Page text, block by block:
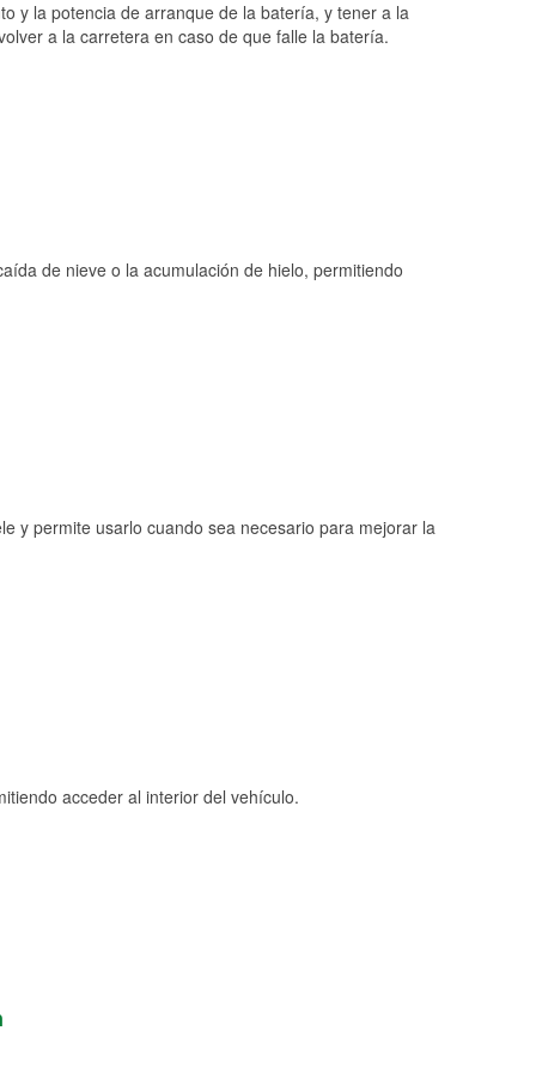
y la potencia de arranque de la batería, y tener a la
a la carretera en caso de que falle la batería.
de nieve o la acumulación de hielo, permitiendo
y permite usarlo cuando sea necesario para mejorar la
acceder al interior del vehículo.